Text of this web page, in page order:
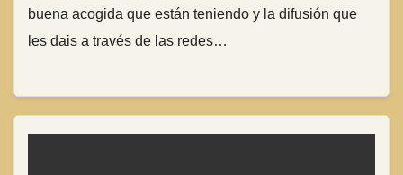
buena acogida que están teniendo y la difusión que
les dais a través de las redes…